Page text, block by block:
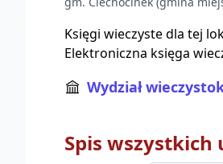
Księgi wieczyste dla tej
Elektroniczna księga
Wydział
Spis wszystkich